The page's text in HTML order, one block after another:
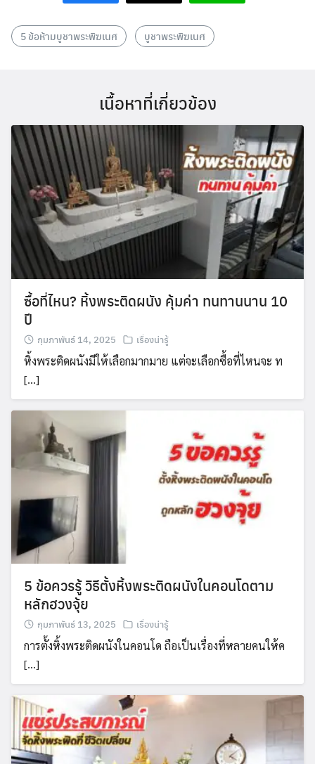
5 ข้อห้ามบูชาพระพิฆเนศ บูชาพระพิฆเนศ
เนื้อหาที่เกี่ยวข้อง
ซื้อที่ไหน? หิ้งพระติดผนัง คุ้มค่า ทนทานนาน 10
ปี
กุมภาพันธ์ 14, 2025 เรื่องน่ารู้
หิ้งพระติดผนังมีให้เลือกมากมาย แต่จะเลือกซื้อที่ไหนจะ ท
[…]
5 ข้อควรรู้ วิธีตั้งหิ้งพระติดผนังในคอนโดตาม
หลักฮวงจุ้ย
กุมภาพันธ์ 13, 2025 เรื่องน่ารู้
การตั้งหิ้งพระติดผนังในคอนโด ถือเป็นเรื่องที่หลายคนให้ค
[…]